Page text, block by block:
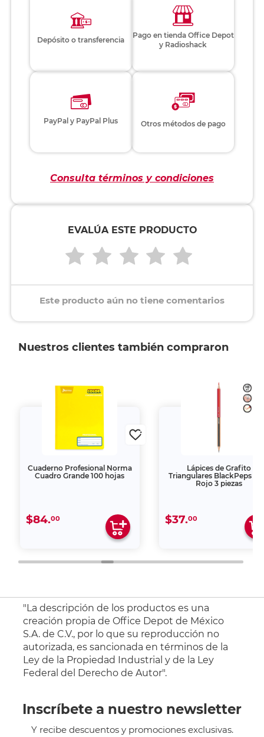
Depósito o transferencia
Pago en tienda Office Depot
y Radioshack
PayPal y PayPal Plus Otros métodos de pago
Consulta términos y condiciones
EVALÚA ESTE PRODUCTO
Este producto aún no tiene comentarios
Nuestros clientes también compraron
Cuaderno Profesional Norma
Cuadro Grande 100 hojas
$84.00
Lápices de Grafito
Triangulares BlackPeps
Rojo 3 piezas
$37.00
"La descripción de los productos es una
creación propia de Office Depot de México
S.A. de C.V., por lo que su reproducción no
autorizada, es sancionada en términos de la
Ley de la Propiedad Industrial y de la Ley
Federal del Derecho de Autor".
Inscríbete a nuestro newsletter
Y recibe descuentos y promociones exclusivas.